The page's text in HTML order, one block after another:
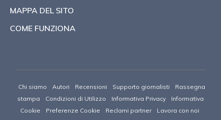
MAPPA DEL SITO
COME FUNZIONA
Chi siamo Autori Recensioni Supporto giornalisti
Rassegna
stampa
Condizioni di Utilizzo Informativa Privacy
Informativa
Cookie
Preferenze Cookie Reclami partner
Lavora con noi